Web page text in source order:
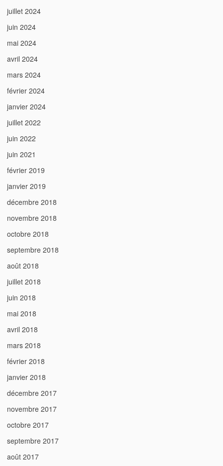
juillet 2024
juin 2024
mai 2024
avril 2024
mars 2024
février 2024
janvier 2024
juillet 2022
juin 2022
juin 2021
février 2019
janvier 2019
décembre 2018
novembre 2018
octobre 2018
septembre 2018
août 2018
juillet 2018
juin 2018
mai 2018
avril 2018
mars 2018
février 2018
janvier 2018
décembre 2017
novembre 2017
octobre 2017
septembre 2017
août 2017